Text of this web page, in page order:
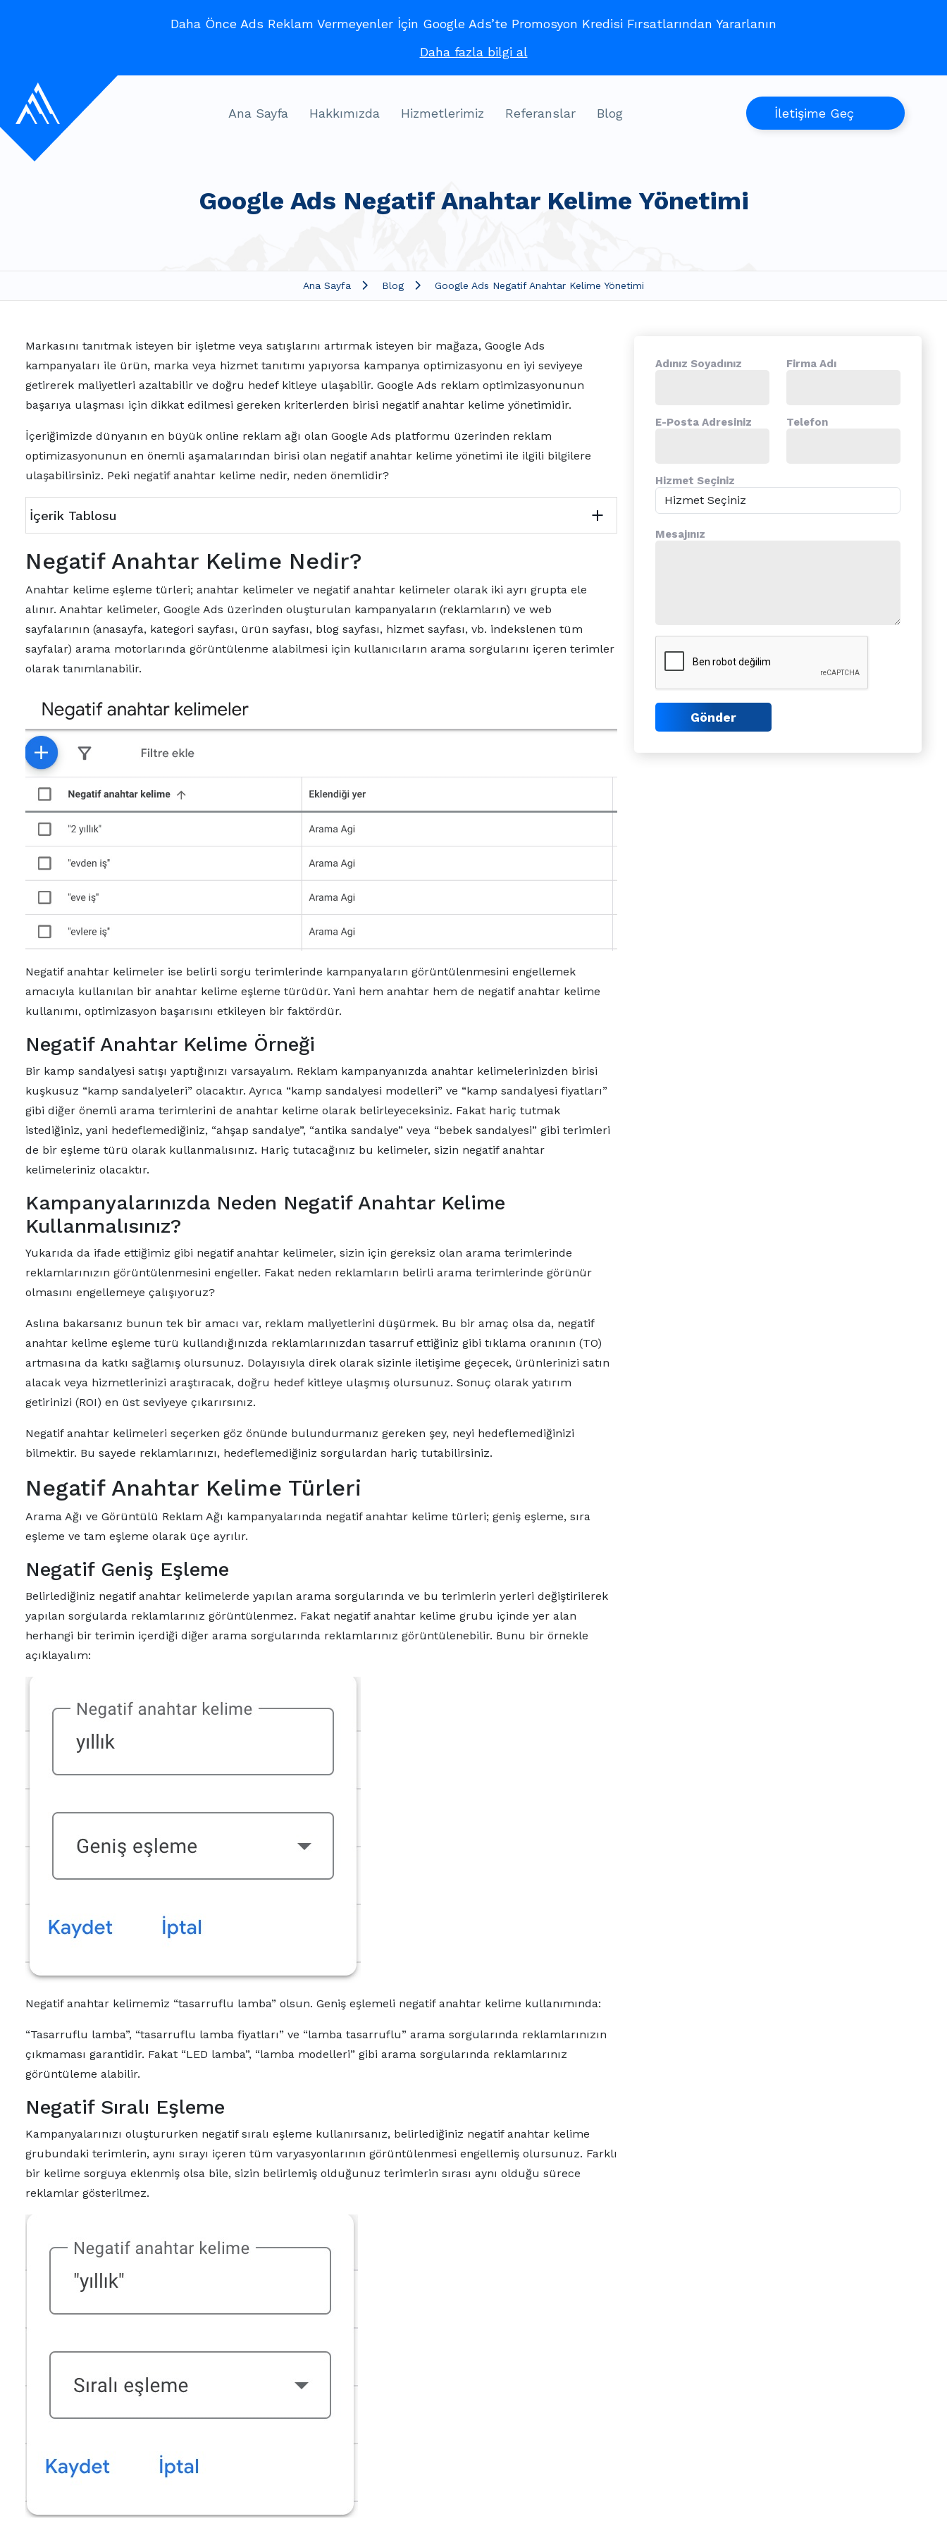
Daha Önce Ads Reklam Vermeyenler İçin Google Ads’te Promosyon Kredisi Fırsatlarından Yararlanın
Daha fazla bilgi al
Ana Sayfa Hakkımızda Hizmetlerimiz Referanslar Blog İletişime Geç
Google Ads Negatif Anahtar Kelime Yönetimi
Ana Sayfa Blog Google Ads Negatif Anahtar Kelime Yönetimi
Markasını tanıtmak isteyen bir işletme veya satışlarını artırmak isteyen bir mağaza, Google Ads
kampanyaları ile ürün, marka veya hizmet tanıtımı yapıyorsa kampanya optimizasyonu en iyi seviyeye
getirerek maliyetleri azaltabilir ve doğru hedef kitleye ulaşabilir. Google Ads reklam optimizasyonunun
başarıya ulaşması için dikkat edilmesi gereken kriterlerden birisi negatif anahtar kelime yönetimidir.
İçeriğimizde dünyanın en büyük online reklam ağı olan Google Ads platformu üzerinden reklam
optimizasyonunun en önemli aşamalarından birisi olan negatif anahtar kelime yönetimi ile ilgili bilgilere
ulaşabilirsiniz. Peki negatif anahtar kelime nedir, neden önemlidir?
İçerik Tablosu
Negatif Anahtar Kelime Nedir?
Anahtar kelime eşleme türleri; anahtar kelimeler ve negatif anahtar kelimeler olarak iki ayrı grupta ele
alınır. Anahtar kelimeler, Google Ads üzerinden oluşturulan kampanyaların (reklamların) ve web
sayfalarının (anasayfa, kategori sayfası, ürün sayfası, blog sayfası, hizmet sayfası, vb. indekslenen tüm
sayfalar) arama motorlarında görüntülenme alabilmesi için kullanıcıların arama sorgularını içeren terimler
olarak tanımlanabilir.
Negatif anahtar kelimeler ise belirli sorgu terimlerinde kampanyaların görüntülenmesini engellemek
amacıyla kullanılan bir anahtar kelime eşleme türüdür. Yani hem anahtar hem de negatif anahtar kelime
kullanımı, optimizasyon başarısını etkileyen bir faktördür.
Negatif Anahtar Kelime Örneği
Bir kamp sandalyesi satışı yaptığınızı varsayalım. Reklam kampanyanızda anahtar kelimelerinizden birisi
kuşkusuz “kamp sandalyeleri” olacaktır. Ayrıca “kamp sandalyesi modelleri” ve “kamp sandalyesi fiyatları”
gibi diğer önemli arama terimlerini de anahtar kelime olarak belirleyeceksiniz. Fakat hariç tutmak
istediğiniz, yani hedeflemediğiniz, “ahşap sandalye”, “antika sandalye” veya “bebek sandalyesi” gibi terimleri
de bir eşleme türü olarak kullanmalısınız. Hariç tutacağınız bu kelimeler, sizin negatif anahtar
kelimeleriniz olacaktır.
Kampanyalarınızda Neden Negatif Anahtar Kelime
Kullanmalısınız?
Yukarıda da ifade ettiğimiz gibi negatif anahtar kelimeler, sizin için gereksiz olan arama terimlerinde
reklamlarınızın görüntülenmesini engeller. Fakat neden reklamların belirli arama terimlerinde görünür
olmasını engellemeye çalışıyoruz?
Aslına bakarsanız bunun tek bir amacı var, reklam maliyetlerini düşürmek. Bu bir amaç olsa da, negatif
anahtar kelime eşleme türü kullandığınızda reklamlarınızdan tasarruf ettiğiniz gibi tıklama oranının (TO)
artmasına da katkı sağlamış olursunuz. Dolayısıyla direk olarak sizinle iletişime geçecek, ürünlerinizi satın
alacak veya hizmetlerinizi araştıracak, doğru hedef kitleye ulaşmış olursunuz. Sonuç olarak yatırım
getirinizi (ROI) en üst seviyeye çıkarırsınız.
Negatif anahtar kelimeleri seçerken göz önünde bulundurmanız gereken şey, neyi hedeflemediğinizi
bilmektir. Bu sayede reklamlarınızı, hedeflemediğiniz sorgulardan hariç tutabilirsiniz.
Negatif Anahtar Kelime Türleri
Arama Ağı ve Görüntülü Reklam Ağı kampanyalarında negatif anahtar kelime türleri; geniş eşleme, sıra
eşleme ve tam eşleme olarak üçe ayrılır.
Negatif Geniş Eşleme
Belirlediğiniz negatif anahtar kelimelerde yapılan arama sorgularında ve bu terimlerin yerleri değiştirilerek
yapılan sorgularda reklamlarınız görüntülenmez. Fakat negatif anahtar kelime grubu içinde yer alan
herhangi bir terimin içerdiği diğer arama sorgularında reklamlarınız görüntülenebilir. Bunu bir örnekle
açıklayalım:
Negatif anahtar kelimemiz “tasarruflu lamba” olsun. Geniş eşlemeli negatif anahtar kelime kullanımında:
“Tasarruflu lamba”, “tasarruflu lamba fiyatları” ve “lamba tasarruflu” arama sorgularında reklamlarınızın
çıkmaması garantidir. Fakat “LED lamba”, “lamba modelleri” gibi arama sorgularında reklamlarınız
görüntüleme alabilir.
Negatif Sıralı Eşleme
Kampanyalarınızı oluştururken negatif sıralı eşleme kullanırsanız, belirlediğiniz negatif anahtar kelime
grubundaki terimlerin, aynı sırayı içeren tüm varyasyonlarının görüntülenmesi engellemiş olursunuz. Farklı
bir kelime sorguya eklenmiş olsa bile, sizin belirlemiş olduğunuz terimlerin sırası aynı olduğu sürece
reklamlar gösterilmez.
Adınız Soyadınız Firma Adı
E-Posta Adresiniz Telefon
Hizmet Seçiniz
Mesajınız
Gönder